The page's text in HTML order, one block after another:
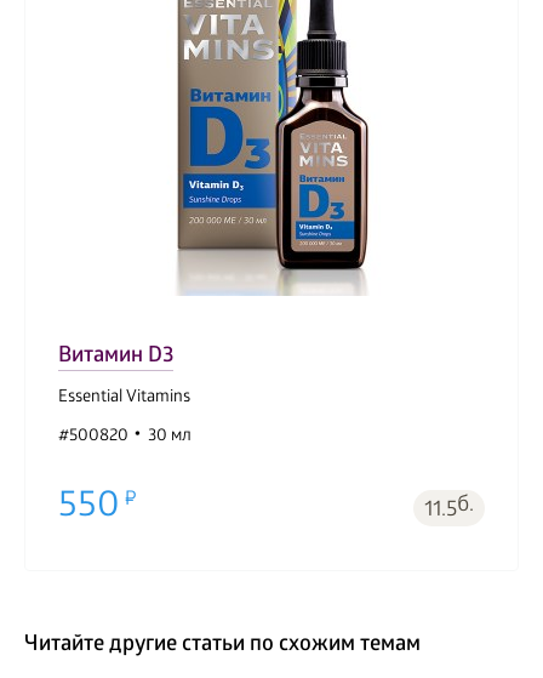
Витамин D3
Essential Vitamins
#500820
30 мл
550 11.5б.
Читайте другие статьи по схожим темам